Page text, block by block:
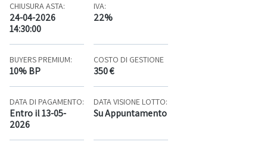
CHIUSURA ASTA:
24-04-2026
14:30:00
IVA:
22%
BUYERS PREMIUM:
10% BP
COSTO DI GESTIONE
350 €
DATA DI PAGAMENTO:
Entro il 13-05-
2026
DATA VISIONE LOTTO:
Su Appuntamento